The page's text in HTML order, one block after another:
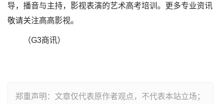
导，播音与主持，影视表演的艺术高考培训。更多专业资讯
敬请关注高高影视。
（G3商讯）
郑重声明：文章仅代表原作者观点，不代表本站立场；